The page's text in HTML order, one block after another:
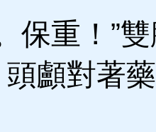
保重！”
顱對著